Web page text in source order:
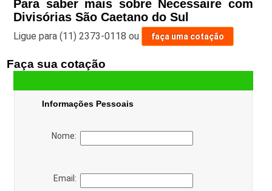
Para saber mais sobre Necessaire com
Divisórias São Caetano do Sul
Ligue para (11) 2373-0118 ou faça uma cotação
Faça sua cotação
Informações Pessoais
Nome:
Email: